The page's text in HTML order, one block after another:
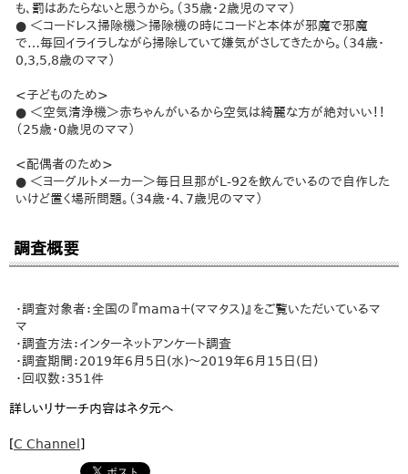
も、罰はあたらないと思うから。（35歳・2歳児のママ）
● ＜コードレス掃除機＞掃除機の時にコードと本体が邪魔で邪魔
で…毎回イライラしながら掃除していて嫌気がさしてきたから。（34歳・
0,3,5,8歳のママ）
<子どものため>
● ＜空気清浄機＞赤ちゃんがいるから空気は綺麗な方が絶対いい！！
（25歳・0歳児のママ）
<配偶者のため>
● ＜ヨーグルトメーカー＞毎日旦那がL-92を飲んでいるので自作した
いけど置く場所問題。（34歳・4、7歳児のママ）
調査概要
・調査対象者：全国の『mama＋(ママタス)』をご覧いただいているマ
マ
・調査方法：インターネットアンケート調査
・調査期間：2019年6月5日(水)〜2019年6月15日(日)
・回収数：351件
詳しいリサーチ内容はネタ元へ
[C Channel ]